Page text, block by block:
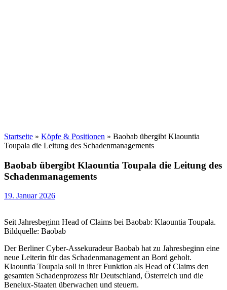
Startseite » Köpfe & Positionen » Baobab übergibt Klaountia
Toupala die Leitung des Schadenmanagements
Baobab übergibt Klaountia Toupala die Leitung des
Schadenmanagements
19. Januar 2026
Seit Jahresbeginn Head of Claims bei Baobab: Klaountia Toupala.
Bildquelle: Baobab
Der Berliner Cyber-Assekuradeur Baobab hat zu Jahresbeginn eine
neue Leiterin für das Schadenmanagement an Bord geholt.
Klaountia Toupala soll in ihrer Funktion als Head of Claims den
gesamten Schadenprozess für Deutschland, Österreich und die
Benelux-Staaten überwachen und steuern.